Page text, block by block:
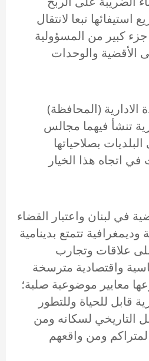
استيفائها تبعا لانتقال
جزء كبير من المسؤولية
الأقضية والوحدات
(المحافظة)
تنشأ فيهما مجالس
بصلاحياتها
اتجاه هذا الخيار
في لبنان واعتبار القضاء
تتمتع بدينامية
علاقات وتجارب
واقتصادية مترسخة
معايير موضوعية صلبة؛
قابل للحياة وللتطور
التاريخي لسكانه ومن
ومن واقعهم